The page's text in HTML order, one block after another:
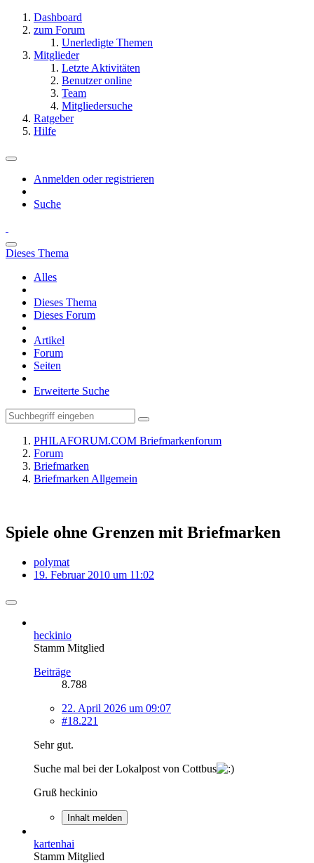
Dashboard
zum Forum
Unerledigte Themen
Mitglieder
Letzte Aktivitäten
Benutzer online
Team
Mitgliedersuche
Ratgeber
Hilfe
Anmelden oder registrieren
Suche
Dieses Thema
Alles
Dieses Thema
Dieses Forum
Artikel
Forum
Seiten
Erweiterte Suche
PHILAFORUM.COM Briefmarkenforum
Forum
Briefmarken
Briefmarken Allgemein
Spiele ohne Grenzen mit Briefmarken
polymat
19. Februar 2010 um 11:02
heckinio
Stamm Mitglied
Beiträge
8.788
22. April 2026 um 09:07
#18.221
Sehr gut.
Suche mal bei der Lokalpost von Cottbus
Gruß heckinio
Inhalt melden
kartenhai
Stamm Mitglied